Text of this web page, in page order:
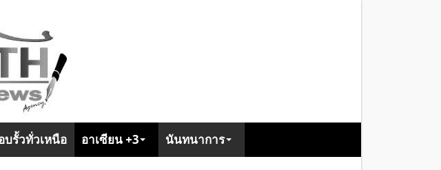
บรั้วทั่วเหนือ อาเซียน +3 นันทนาการ